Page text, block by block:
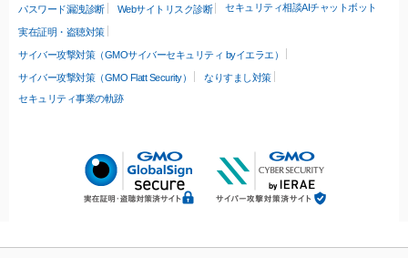
パスワード漏洩診断 Webサイトリスク診断 セキュリティ相談AIチャットボット
実在証明・盗聴対策
サイバー攻撃対策（GMOサイバーセキュリティ byイエラエ）
サイバー攻撃対策（GMO Flatt Security）
なりすまし対策
セキュリティ事業の軌跡